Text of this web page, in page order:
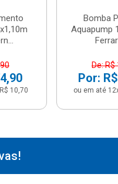
10,70
Bomba
Aquapump
De: R$
Por:
ou em até